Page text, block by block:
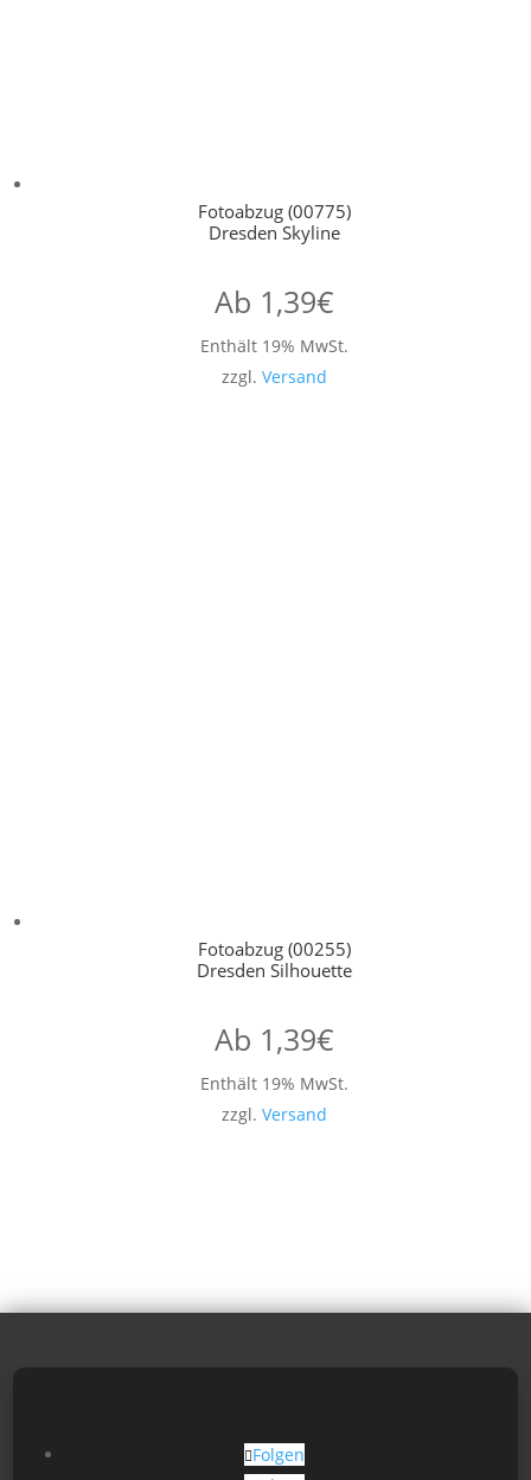
Fotoabzug (00775)
Dresden Skyline
Ab 1,39€
Enthält 19% MwSt.
zzgl. Versand
Fotoabzug (00255)
Dresden Silhouette
Ab 1,39€
Enthält 19% MwSt.
zzgl. Versand
Folgen